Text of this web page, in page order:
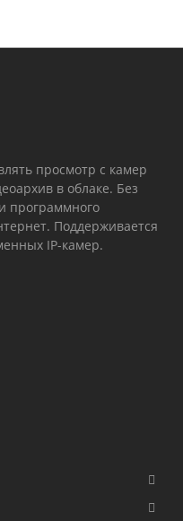
просмотр с камер
в облаке. Без
программного
Поддерживается
IP-камер.